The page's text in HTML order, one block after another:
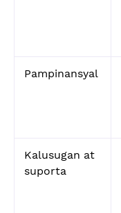
Pampinansyal
Kalusugan at
suporta